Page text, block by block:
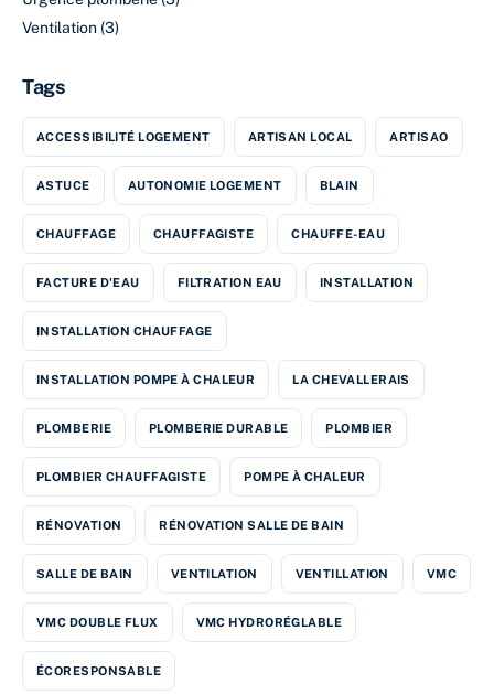
Ventilation (3)
Tags
ACCESSIBILITÉ LOGEMENT ARTISAN LOCAL ARTISAO
ASTUCE AUTONOMIE LOGEMENT BLAIN
CHAUFFAGE CHAUFFAGISTE CHAUFFE-EAU
FACTURE D'EAU FILTRATION EAU INSTALLATION
INSTALLATION CHAUFFAGE
INSTALLATION POMPE À CHALEUR LA CHEVALLERAIS
PLOMBERIE PLOMBERIE DURABLE PLOMBIER
PLOMBIER CHAUFFAGISTE POMPE À CHALEUR
RÉNOVATION RÉNOVATION SALLE DE BAIN
SALLE DE BAIN VENTILATION VENTILLATION VMC
VMC DOUBLE FLUX VMC HYDRORÉGLABLE
ÉCORESPONSABLE